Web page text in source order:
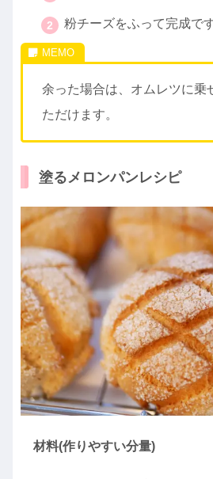
粉チーズをふって完成です
余った場合は、オムレツに乗
ただけます。
塗るメロンパンレシピ
材料(作りやすい分量)